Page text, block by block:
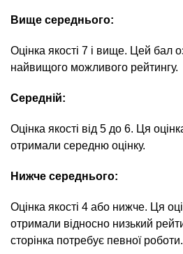
Вище середнього:
Оцінка якості 7 і вище. Цей бал
найвищого можливого рейтингу.
Середній:
Оцінка якості від 5 до 6. Ця
отримали середню оцінку.
Нижче середнього:
Оцінка якості 4 або нижче. Ця
отримали відносно низький
сторінка потребує певної роботи.